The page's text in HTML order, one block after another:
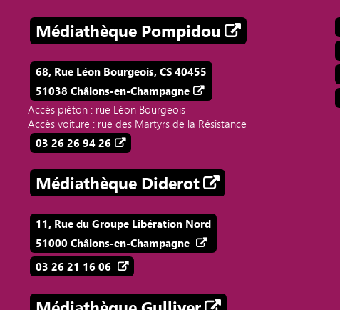
Médiathèque Pompidou
68, Rue Léon Bourgeois, CS 40455
51038 Châlons-en-Champagne
Accès piéton : rue Léon Bourgeois
Accès voiture : rue des Martyrs de la Résistance
03 26 26 94 26
Médiathèque Diderot
11, Rue du Groupe Libération Nord
51000 Châlons-en-Champagne
03 26 21 16 06